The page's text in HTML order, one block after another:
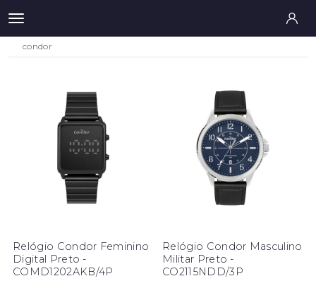
condor
Relógio Condor Feminino
Digital Preto -
COMD1202AKB/4P
Relógio Condor Masculino
Militar Preto -
CO2115NDD/3P